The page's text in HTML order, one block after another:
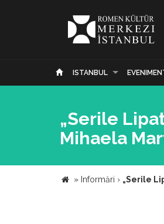
ISTANBUL
„Serile
Mihaela
» Informări › „Serile